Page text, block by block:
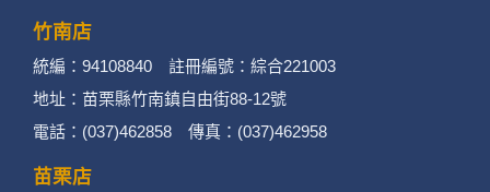
竹南店
統編：94108840 註冊編號：綜合221003
地址：苗栗縣竹南鎮自由街88-12號
電話：(037)462858 傳真：(037)462958
苗栗店